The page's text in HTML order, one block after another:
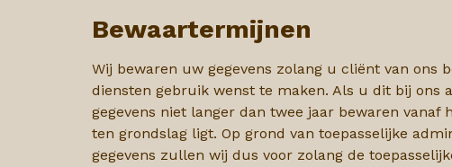
Bewaartermijnen
Wij bewaren uw gegevens zolang u cliënt van
diensten gebruik wenst te maken. Als u dit bij ons
gegevens niet langer dan twee jaar bewaren
ten grondslag ligt. Op grond van toepasselijke
gegevens zullen wij dus voor zolang de